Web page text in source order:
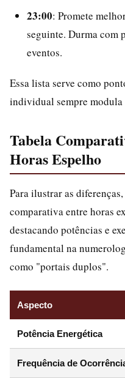
23:00: Promete
seguinte. Durma com
eventos.
Essa lista serve como
individual sempre
Tabela
Horas Espelho
Para ilustrar as
comparativa entre horas
destacando potências e
fundamental na
como "portais duplos".
Aspecto
Potência Energética
Frequência de